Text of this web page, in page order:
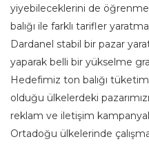
yiyebileceklerini de
balığı ile farklı tarifler
Dardanel stabil bir pazar
yaparak belli bir yükselme
Hedefimiz ton balığı
olduğu ülkelerdeki
reklam ve iletişim
Ortadoğu ülkelerinde